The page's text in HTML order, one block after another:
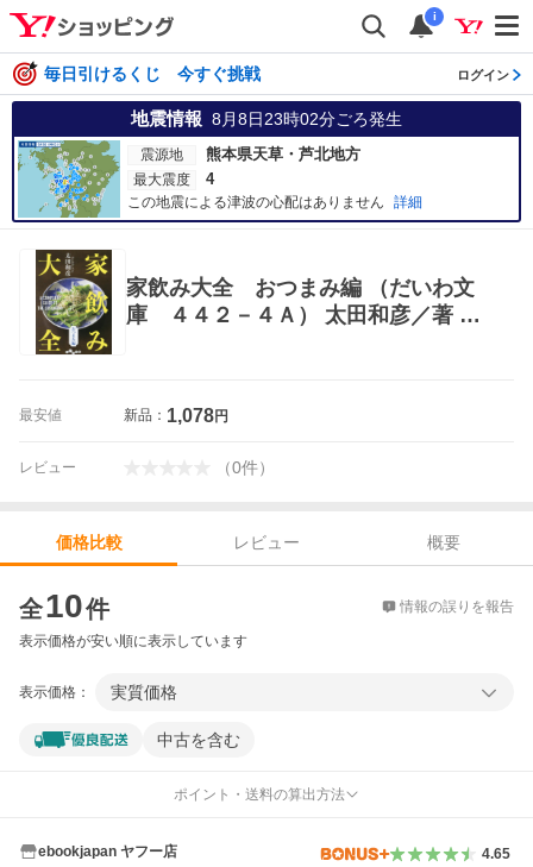
i
毎日引けるくじ 今すぐ挑戦 ログイン
地震情報 8月8日23時02分ごろ発生
震源地 熊本県天草・芦北地方
最大震度 4
この地震による津波の心配はありません 詳細
家飲み大全 おつまみ編 （だいわ文
庫 ４４２－４Ａ） 太田和彦／著 雑
最安値 新品： 1,078円
レビュー （0件）
価格比較 レビュー
概要
全10件 情報の誤りを報告
表示価格が安い順に表示しています
表示価格： 実質価格
中古を含む
ポイント・送料の算出方法
ebookjapan ヤフー店 4.65